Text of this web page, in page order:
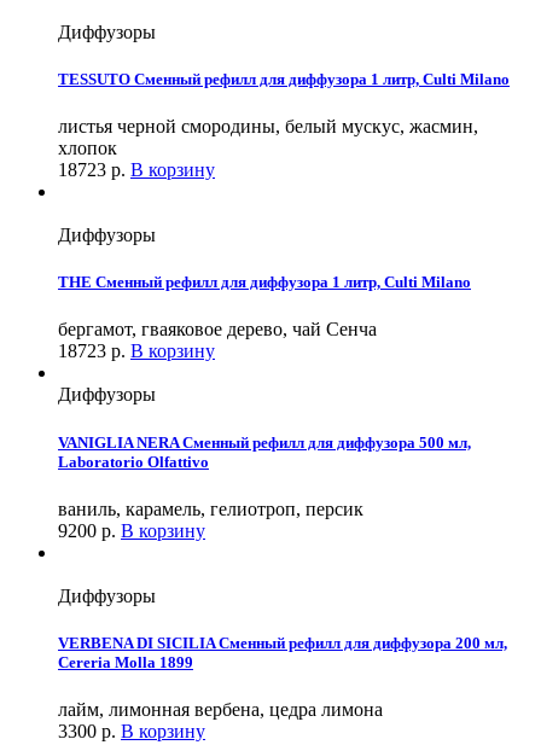
Диффузоры
TESSUTO Сменный рефилл для диффузора 1 литр, Culti Milano
листья черной смородины, белый мускус, жасмин,
хлопок
18723 р. В корзину
Диффузоры
THE Сменный рефилл для диффузора 1 литр, Culti Milano
бергамот, гваяковое дерево, чай Сенча
18723 р. В корзину
Диффузоры
VANIGLIA NERA Сменный рефилл для диффузора 500 мл,
Laboratorio Olfattivo
ваниль, карамель, гелиотроп, персик
9200 р. В корзину
Диффузоры
VERBENA DI SICILIA Сменный рефилл для диффузора 200 мл,
Cereria Molla 1899
лайм, лимонная вербена, цедра лимона
3300 р. В корзину